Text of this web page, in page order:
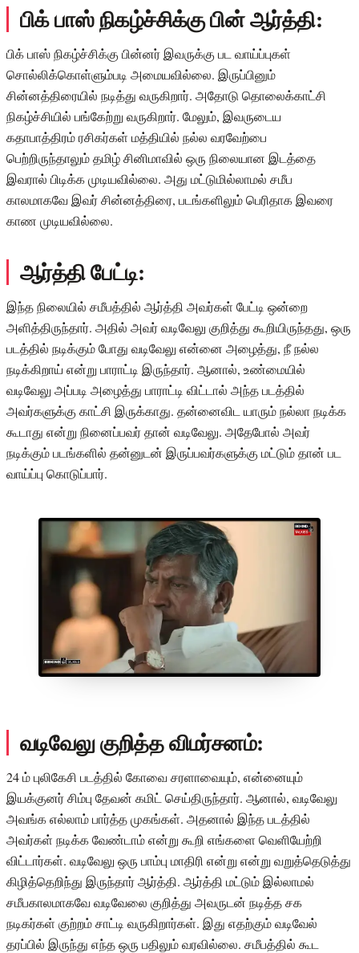
பிக் பாஸ் நிகழ்ச்சிக்கு பின் ஆர்த்தி:
பிக் பாஸ் நிகழ்ச்சிக்கு பின்னர் இவருக்கு பட வாய்ப்புகள்
சொல்லிக்கொள்ளும்படி அமையவில்லை. இருப்பினும்
சின்னத்திரையில் நடித்து வருகிறார். அதோடு தொலைக்காட்சி
நிகழ்ச்சியில் பங்கேற்று வருகிறார். மேலும், இவருடைய
கதாபாத்திரம் ரசிகர்கள் மத்தியில் நல்ல வரவேற்பை
பெற்றிருந்தாலும் தமிழ் சினிமாவில் ஒரு நிலையான இடத்தை
இவரால் பிடிக்க முடியவில்லை. அது மட்டுமில்லாமல் சமீப
காலமாகவே இவர் சின்னத்திரை, படங்களிலும் பெரிதாக இவரை
காண முடியவில்லை.
ஆர்த்தி பேட்டி:
இந்த நிலையில் சமீபத்தில் ஆர்த்தி அவர்கள் பேட்டி ஒன்றை
அளித்திருந்தார். அதில் அவர் வடிவேலு குறித்து கூறியிருந்தது, ஒரு
படத்தில் நடிக்கும் போது வடிவேலு என்னை அழைத்து, நீ நல்ல
நடிக்கிறாய் என்று பாராட்டி இருந்தார். ஆனால், உண்மையில்
வடிவேலு அப்படி அழைத்து பாராட்டி விட்டால் அந்த படத்தில்
அவர்களுக்கு காட்சி இருக்காது. தன்னைவிட யாரும் நல்லா நடிக்க
கூடாது என்று நினைப்பவர் தான் வடிவேலு. அதேபோல் அவர்
நடிக்கும் படங்களில் தன்னுடன் இருப்பவர்களுக்கு மட்டும் தான் பட
வாய்ப்பு கொடுப்பார்.
வடிவேலு குறித்த விமர்சனம்:
24 ம் புலிகேசி படத்தில் கோவை சரளாவையும், என்னையும்
இயக்குனர் சிம்பு தேவன் கமிட் செய்திருந்தார். ஆனால், வடிவேலு
அவங்க எல்லாம் பார்த்த முகங்கள். அதனால் இந்த படத்தில்
அவர்கள் நடிக்க வேண்டாம் என்று கூறி எங்களை வெளியேற்றி
விட்டார்கள். வடிவேலு ஒரு பாம்பு மாதிரி என்று என்று வறுத்தெடுத்து
கிழித்தெறிந்து இருந்தார் ஆர்த்தி. ஆர்த்தி மட்டும் இல்லாமல்
சமீபகாலமாகவே வடிவேலை குறித்து அவருடன் நடித்த சக
நடிகர்கள் குற்றம் சாட்டி வருகிறார்கள். இது எதற்கும் வடிவேல்
தரப்பில் இருந்து எந்த ஒரு பதிலும் வரவில்லை. சமீபத்தில் கூட